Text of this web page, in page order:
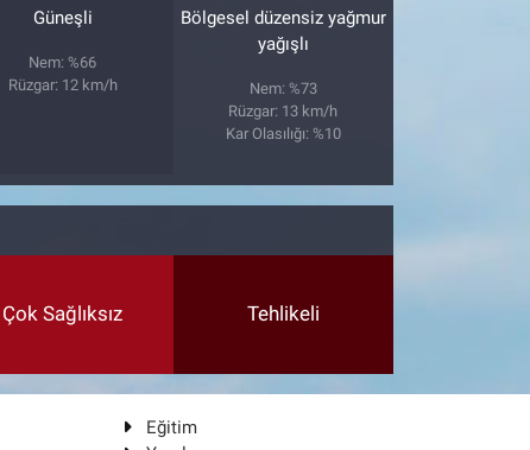
Güneşli
Nem: %66
Rüzgar: 12 km/h
Bölgesel düzensiz yağmur
yağışlı
Nem: %73
Rüzgar: 13 km/h
Kar Olasılığı: %10
Çok Sağlıksız Tehlikeli
Eğitim